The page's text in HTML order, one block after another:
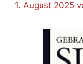
1. August 2025